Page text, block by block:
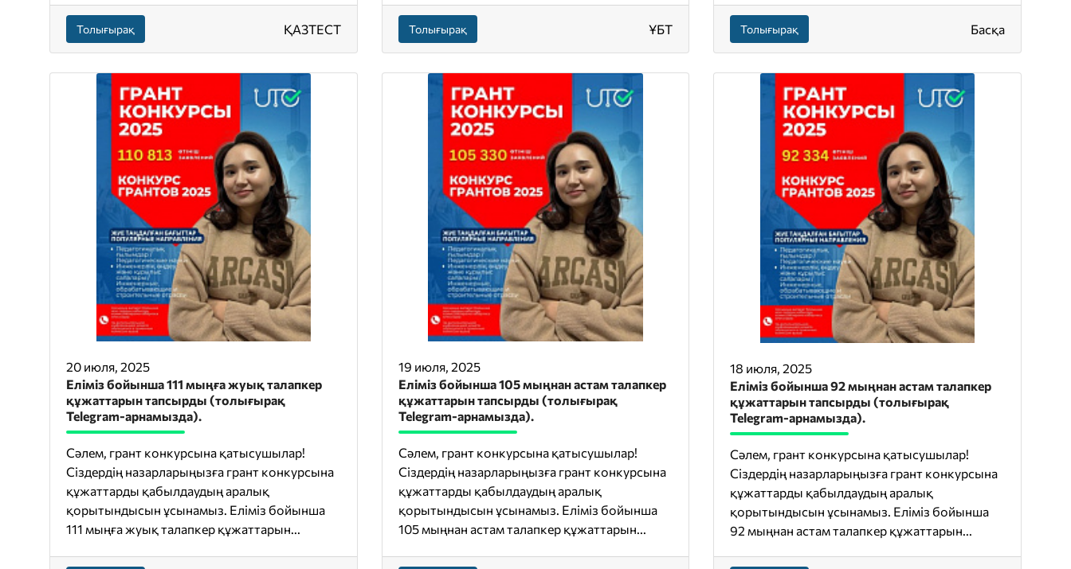
Толығырақ ҚАЗТЕСТ Толығырақ ҰБТ Толығырақ Басқа
20 июля, 2025
Еліміз бойынша 111 мыңға жуық талапкер
құжаттарын тапсырды (толығырақ
Telegram-арнамызда).
Сәлем, грант конкурсына қатысушылар!
Сіздердің назарларыңызға грант конкурсына
құжаттарды қабылдаудың аралық
қорытындысын ұсынамыз. Еліміз бойынша
111 мыңға жуық талапкер құжаттарын...
19 июля, 2025
Еліміз бойынша 105 мыңнан астам талапкер
құжаттарын тапсырды (толығырақ
Telegram-арнамызда).
Сәлем, грант конкурсына қатысушылар!
Сіздердің назарларыңызға грант конкурсына
құжаттарды қабылдаудың аралық
қорытындысын ұсынамыз. Еліміз бойынша
105 мыңнан астам талапкер құжаттарын...
18 июля, 2025
Еліміз бойынша 92 мыңнан астам талапкер
құжаттарын тапсырды (толығырақ
Telegram-арнамызда).
Сәлем, грант конкурсына қатысушылар!
Сіздердің назарларыңызға грант конкурсына
құжаттарды қабылдаудың аралық
қорытындысын ұсынамыз. Еліміз бойынша
92 мыңнан астам талапкер құжаттарын...